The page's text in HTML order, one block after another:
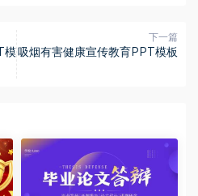
模
下一篇
吸烟有害健康宣传教育PPT模板